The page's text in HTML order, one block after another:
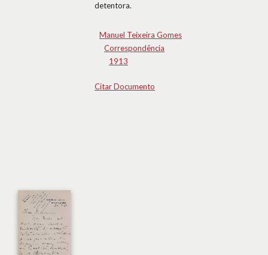
detentora.
Manuel Teixeira Gomes
Correspondência
1913
Citar Documento